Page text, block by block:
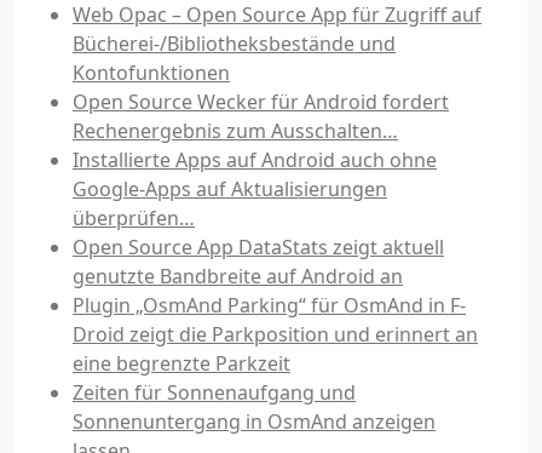
Web Opac – Open Source App für Zugriff auf
Bücherei-/Bibliotheksbestände und
Kontofunktionen
Open Source Wecker für Android fordert
Rechenergebnis zum Ausschalten…
Installierte Apps auf Android auch ohne
Google-Apps auf Aktualisierungen
überprüfen…
Open Source App DataStats zeigt aktuell
genutzte Bandbreite auf Android an
Plugin „OsmAnd Parking“ für OsmAnd in F-
Droid zeigt die Parkposition und erinnert an
eine begrenzte Parkzeit
Zeiten für Sonnenaufgang und
Sonnenuntergang in OsmAnd anzeigen